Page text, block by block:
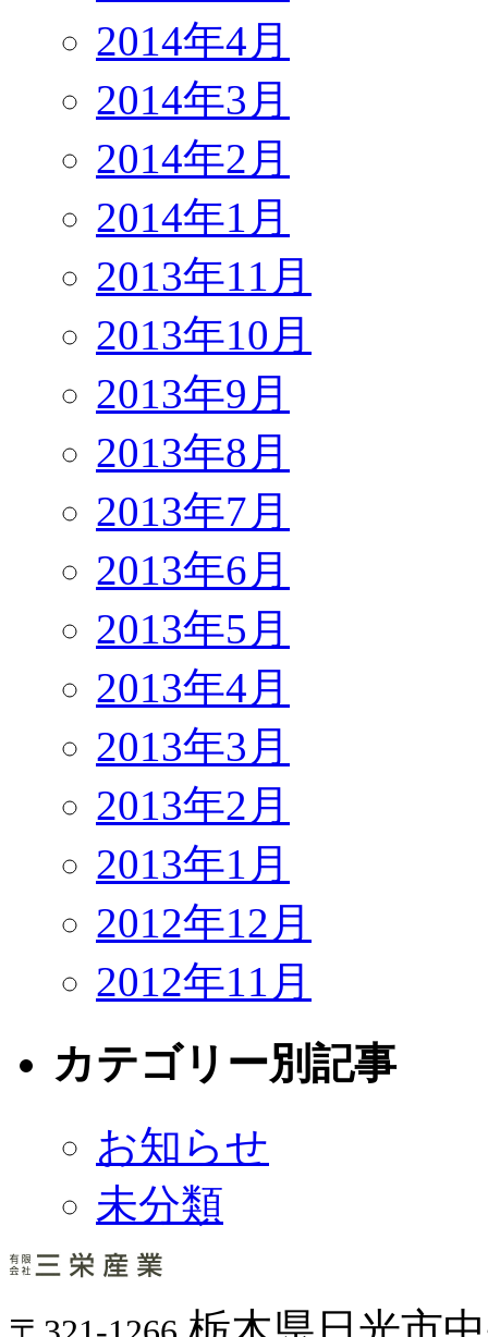
2014年4月
2014年3月
2014年2月
2014年1月
2013年11月
2013年10月
2013年9月
2013年8月
2013年7月
2013年6月
2013年5月
2013年4月
2013年3月
2013年2月
2013年1月
2012年12月
2012年11月
カテゴリー別記事
お知らせ
未分類